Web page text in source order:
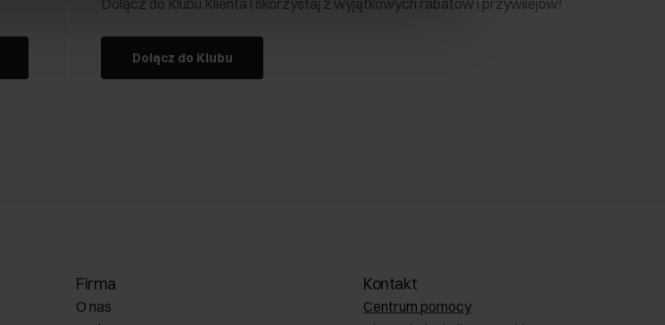
Dołącz do Klubu
Firma
O nas
Kontakt
Centrum pomocy